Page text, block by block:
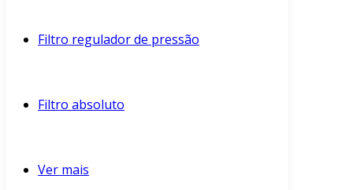
Filtro regulador de pressão
Filtro absoluto
Ver mais